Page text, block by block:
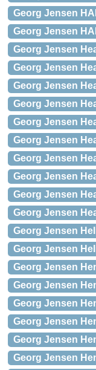
Georg Jensen
Georg Jensen
Georg Jensen
Georg Jensen
Georg Jensen
Georg Jensen
Georg Jensen
Georg Jensen
Georg Jensen
Georg Jensen
Georg Jensen
Georg Jensen
Georg Jensen
Georg Jensen
Georg Jensen
Georg Jensen
Georg Jensen
Georg Jensen
Georg Jensen
Georg Jensen